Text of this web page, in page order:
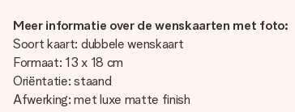
Meer informatie over de wenskaarten met foto:
Soort kaart: dubbele wenskaart
Formaat: 13 x 18 cm
Oriëntatie: staand
Afwerking: met luxe matte finish